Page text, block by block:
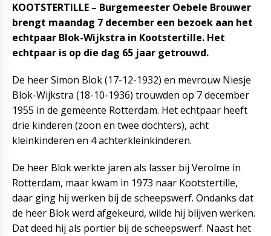
KOOTSTERTILLE – Burgemeester Oebele Brouwer
brengt maandag 7 december een bezoek aan het
echtpaar Blok-Wijkstra in Kootstertille. Het
echtpaar is op die dag 65 jaar getrouwd.
De heer Simon Blok (17-12-1932) en mevrouw Niesje
Blok-Wijkstra (18-10-1936) trouwden op 7 december
1955 in de gemeente Rotterdam. Het echtpaar heeft
drie kinderen (zoon en twee dochters), acht
kleinkinderen en 4 achterkleinkinderen.
De heer Blok werkte jaren als lasser bij Verolme in
Rotterdam, maar kwam in 1973 naar Kootstertille,
daar ging hij werken bij de scheepswerf. Ondanks dat
de heer Blok werd afgekeurd, wilde hij blijven werken.
Dat deed hij als portier bij de scheepswerf. Naast het